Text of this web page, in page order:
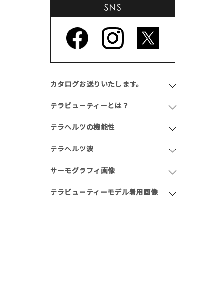
カタログお送りいたします。
テラビューティーとは？
テラヘルツの機能性
テラヘルツ波
サーモグラフィ画像
テラビューティーモデル着用画像